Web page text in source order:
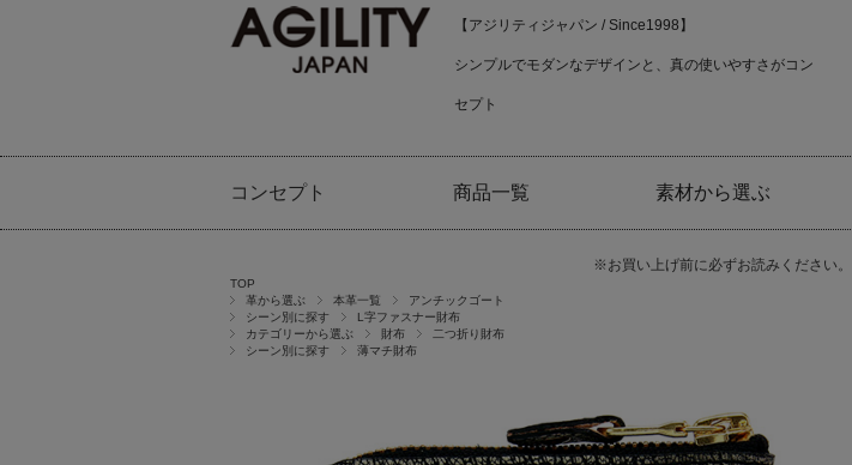
【アジリティジャパン / Since1998】
シンプルでモダンなデザインと、真の使いやすさがコン
セプト
コンセプト 商品一覧 素材から選ぶ
※お買い上げ前に必ずお読みください。
TOP
革から選ぶ
本革一覧
アンチックゴート
シーン別に探す
L字ファスナー財布
カテゴリーから選ぶ
財布
二つ折り財布
シーン別に探す
薄マチ財布